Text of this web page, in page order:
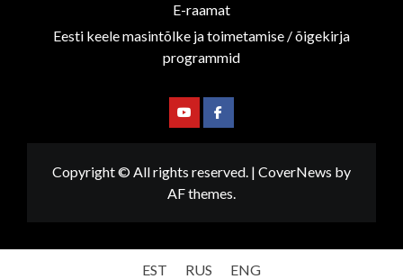
E-raamat
Eesti keele masintõlke ja toimetamise / õigekirja
programmid
YoutubeFacebook
Copyright © All rights reserved. | CoverNews by
AF themes.
EST RUS ENG